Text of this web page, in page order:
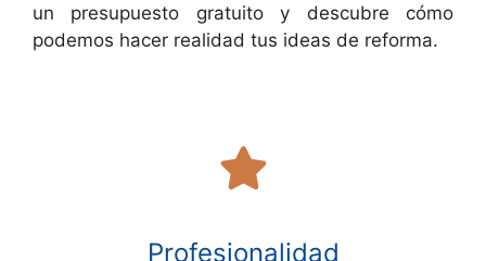
un presupuesto gratuito y descubre cómo
podemos hacer realidad tus ideas de reforma.
Profesionalidad